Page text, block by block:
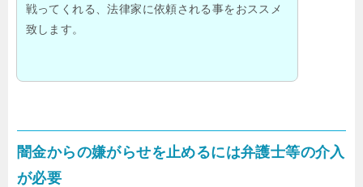
戦ってくれる、法律家に依頼される事をおススメ
致します。
闇金からの嫌がらせを止めるには弁護士等の介入
が必要